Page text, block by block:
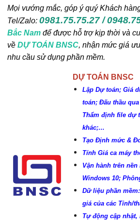
Mọi vướng mắc, góp ý quý Khách
Tel/Zalo: 0981.75.75.27 /
Bắc Nam để được hỗ trợ kịp thời và
về DỰ TOÁN BNSC, nhận mức giá
nhu cầu sử dụng phần mềm.
DỰ TOÁN BNSC
Lập Dự toán; Giá
toán; Đấu thầu
Thẩm định file dự
khác;…
Tạo Định mức &
Tính Giá ca máy
Vận hành trên
Windows 10;
Dữ liệu phần
giá của các Tỉnh/
Tự động cập nhật,